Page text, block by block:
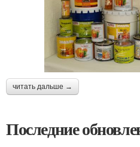
читать дальше →
Последние